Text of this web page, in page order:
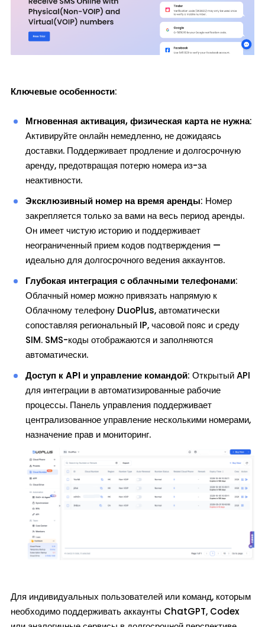
Ключевые особенности:
Мгновенная активация, физическая карта не нужна:
Активируйте онлайн немедленно, не дожидаясь
доставки. Поддерживает продление и долгосрочную
аренду, предотвращая потерю номера из-за
неактивности.
Эксклюзивный номер на время аренды: Номер
закрепляется только за вами на весь период аренды.
Он имеет чистую историю и поддерживает
неограниченный прием кодов подтверждения —
идеально для долгосрочного ведения аккаунтов.
Глубокая интеграция с облачными телефонами:
Облачный номер можно привязать напрямую к
Облачному телефону DuoPlus, автоматически
сопоставляя региональный IP, часовой пояс и среду
SIM. SMS-коды отображаются и заполняются
автоматически.
Доступ к API и управление командой: Открытый API
для интеграции в автоматизированные рабочие
процессы. Панель управления поддерживает
централизованное управление несколькими номерами,
назначение прав и мониторинг.
Для индивидуальных пользователей или команд, которым
необходимо поддерживать аккаунты ChatGPT, Codex